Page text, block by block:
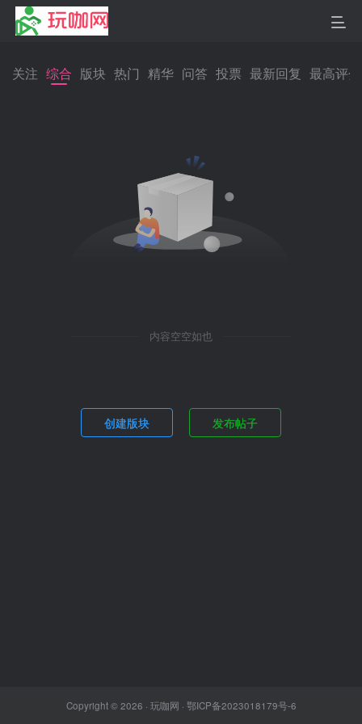
关注 综合 版块 热门 精华 问答 投票 最新回复 最高评分
内容空空如也
创建版块 发布帖子
Copyright © 2026 · 玩咖网 · 鄂ICP备2023018179号-6